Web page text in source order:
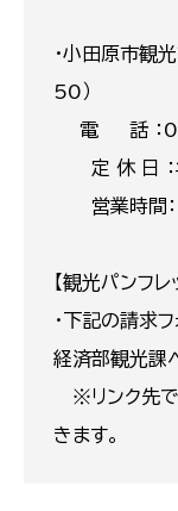
・小田原市観
50）
電 話 ：
定 休 日 ：
営業時間
【観光パンフ
・下記の請求
経済部観光課
※リンク先で
きます。